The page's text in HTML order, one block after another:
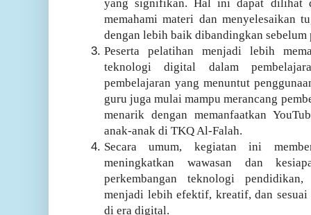
yang signifikan. Hal ini dapat dilihat
memahami materi dan menyelesaikan
dengan lebih baik dibandingkan
Peserta pelatihan menjadi lebih
teknologi digital dalam
pembelajaran yang menuntut
guru juga mulai mampu merancang
menarik dengan memanfaatkan
anak-anak di TKQ Al-Falah.
Secara umum, kegiatan ini
meningkatkan wawasan dan
perkembangan teknologi
menjadi lebih efektif, kreatif, dan
di era digital.